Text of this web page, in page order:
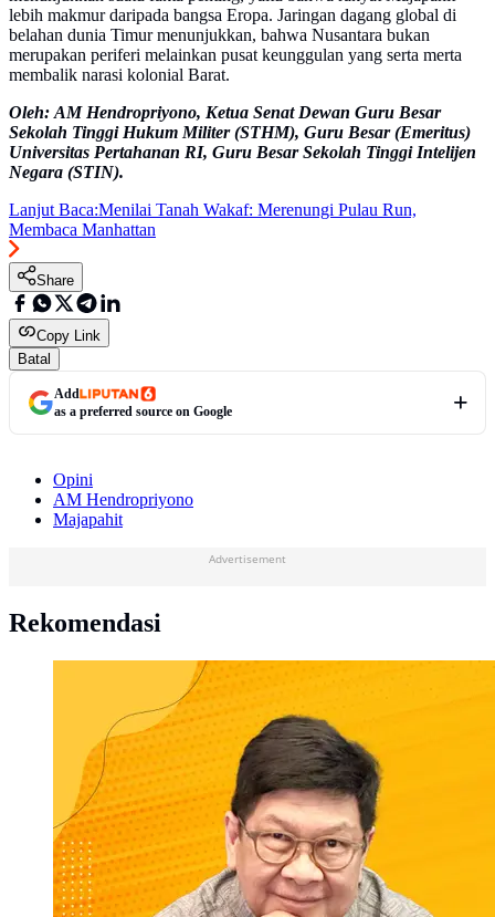
lebih makmur daripada bangsa Eropa. Jaringan dagang global di
belahan dunia Timur menunjukkan, bahwa Nusantara bukan
merupakan periferi melainkan pusat keunggulan yang serta merta
membalik narasi kolonial Barat.
Oleh: AM Hendropriyono, Ketua Senat Dewan Guru Besar
Sekolah Tinggi Hukum Militer (STHM), Guru Besar (Emeritus)
Universitas Pertahanan RI, Guru Besar Sekolah Tinggi Intelijen
Negara (STIN).
Lanjut Baca:Menilai Tanah Wakaf: Merenungi Pulau Run,
Membaca Manhattan
Share
Copy Link
Batal
Add
as a preferred source on Google
Opini
AM Hendropriyono
Majapahit
Advertisement
Rekomendasi